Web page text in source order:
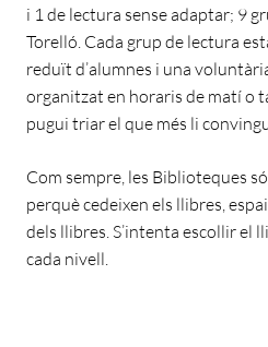
i 1 de lectura sense adaptar; 9
Torelló. Cada grup de lectura
reduït d’alumnes i una
organitzat en horaris de matí o
pugui triar el que més li
Com sempre, les Biblioteques
perquè cedeixen els llibres,
dels llibres. S’intenta escollir el
cada nivell.